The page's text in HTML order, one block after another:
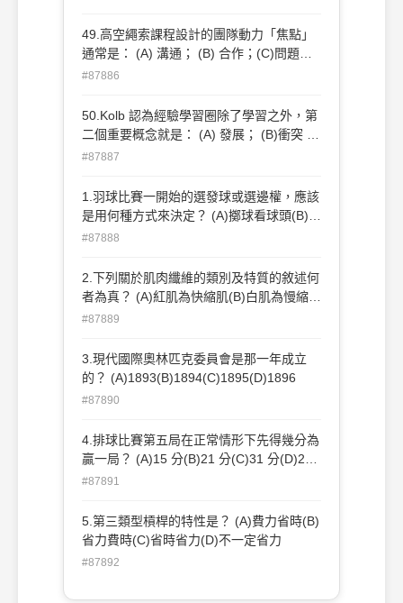
49.高空繩索課程設計的團隊動力「焦點」
通常是： (A) 溝通； (B) 合作；(C)問題解
決；(D)個人責任。
#87886
50.Kolb 認為經驗學習圈除了學習之外，第
二個重要概念就是： (A) 發展； (B)衝突 ；
(C)協調；(D)實踐。
#87887
1.羽球比賽一開始的選發球或選邊權，應該
是用何種方式來決定？ (A)擲球看球頭(B)擲
銅板(C)猜拳(D)以上皆可。
#87888
2.下列關於肌肉纖維的類別及特質的敘述何
者為真？ (A)紅肌為快縮肌(B)白肌為慢縮肌
(C)紅、白肌收縮的過程一致，而且不同肌
以耐力性運動為主。
#87889
3.現代國際奧林匹克委員會是那一年成立
的？ (A)1893(B)1894(C)1895(D)1896
#87890
4.排球比賽第五局在正常情形下先得幾分為
贏一局？ (A)15 分(B)21 分(C)31 分(D)25
分。
#87891
5.第三類型槓桿的特性是？ (A)費力省時(B)
省力費時(C)省時省力(D)不一定省力
#87892